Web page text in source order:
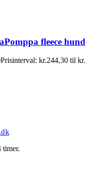
fleece
Prisinterval: kr.244,30 til
timer.